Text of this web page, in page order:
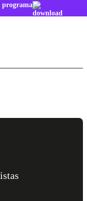
programa